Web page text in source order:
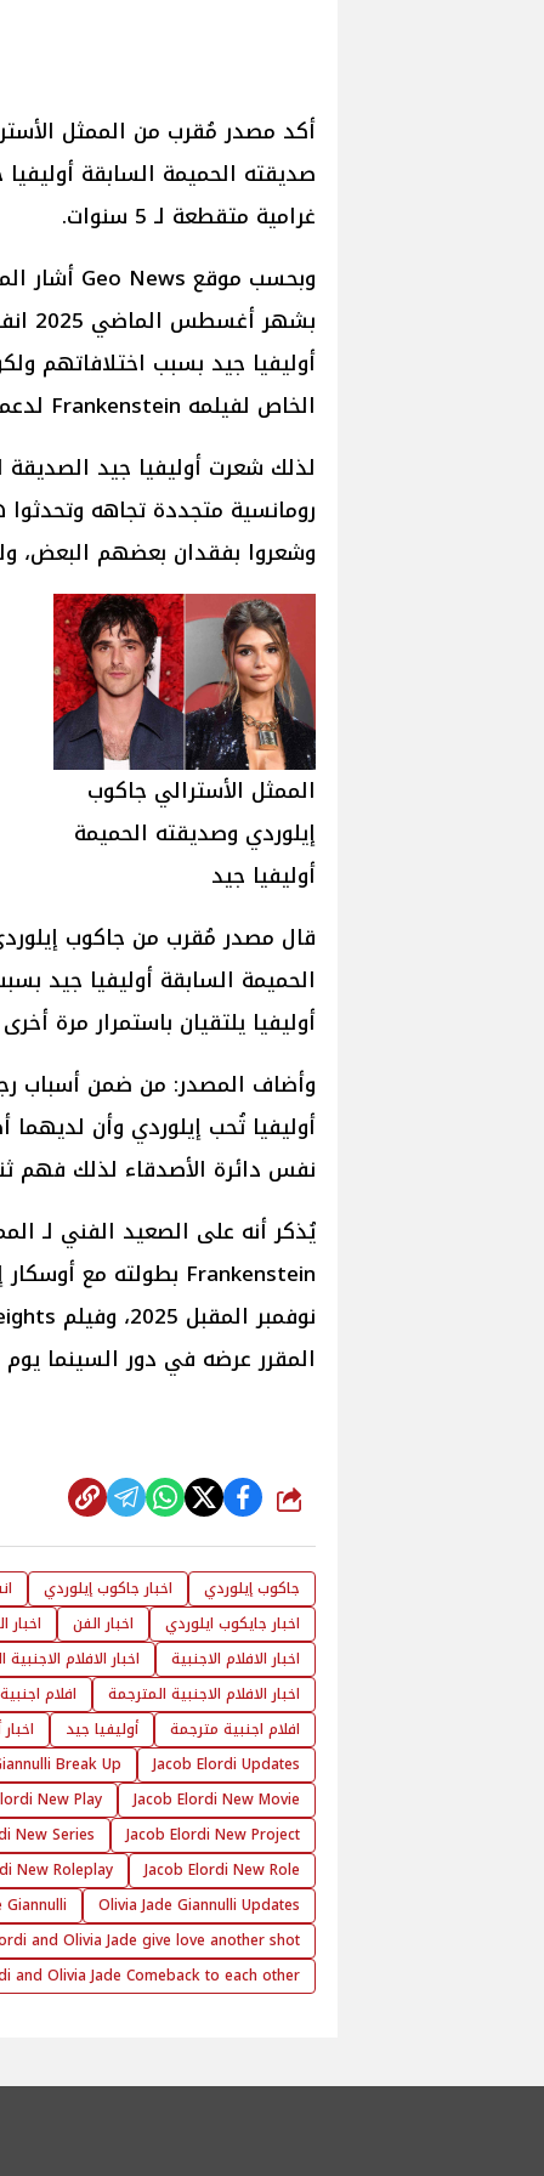
أكد مصدر مُقرب من الممثل
صديقته الحميمة السابقة
غرامية متقطعة لـ 5 سنوات.
أوليفيا جيد بسبب اختلافاتهم
الخاص لفيلمه Frankenstein لدعمه.
لذلك شعرت أوليفيا جيد الصديقة
رومانسية متجددة تجاهه وتحدثوا
وشعروا بفقدان بعضهم البعض،
الممثل الأسترالي جاكوب
إيلوردي وصديقته الحميمة
أوليفيا جيد
قال مصدر مُقرب من جاكوب
الحميمة السابقة أوليفيا جيد
أوليفيا يلتقيان باستمرار مرة
وأضاف المصدر: من ضمن أسباب
أوليفيا تُحب إيلوردي وأن
نفس دائرة الأصدقاء لذلك فهم
يُذكر أنه على الصعيد الفني لـ
المقرر عرضه في دور السينما يوم 14 فبراير 2026.
شارك
جاكوب إيلوردي اخبار جاكوب إيلوردي
اخبار جايكوب ايلوردي
اخبار الفن
اخبار
اخبار الافلام الاجنبية
اخبار الافلام
اخبار الافلام الاجنبية المترجمة
افلام اجنبية
افلام اجنبية مترجمة
أوليفيا جيد
Jacob Elordi Updates
Break Up
Jacob Elordi New Movie
New Play
Jacob Elordi New Project
New Series
Jacob Elordi New Role
New Roleplay
Olivia Jade Giannulli Updates
Giannulli
and Olivia Jade give love another shot
and Olivia Jade Comeback to each other